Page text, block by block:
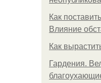
Как
Влияние
Как
Гардения.